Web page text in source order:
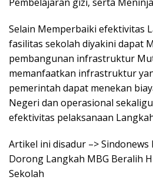
Selain Memperbaiki efektivitas
fasilitas sekolah diyakini dapat
pembangunan infrastruktur
memanfaatkan infrastruktur
pemerintah dapat menekan
Negeri dan operasional
efektivitas pelaksanaan
Artikel ini disadur –> Sindonews
Dorong Langkah MBG Beralih
Sekolah